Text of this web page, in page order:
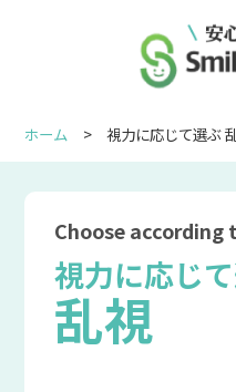
ホーム 視力に応じて選ぶ
Choose
視力に応じ
乱視